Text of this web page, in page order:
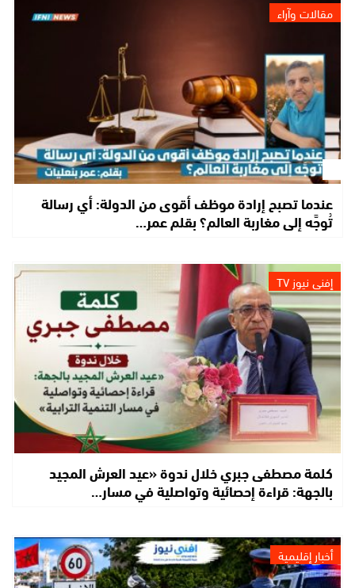
مقالات وآراء
عندما تصبح إرادة موظف أقوى من الدولة: أي رسالة
تُوجَّه إلى مغاربة العالم؟ بقلم عمر…
إفني نيوز TV
كلمة مصطفى جبري خلال ندوة «عيد العرش المجيد
بالجهة: قراءة إحصائية وتواصلية في مسار…
أخبار إقليمية